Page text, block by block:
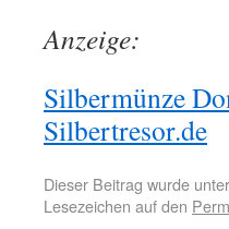
Anzeige:
Silbermünze
Silbertresor.de
Dieser Beitrag wurde unter
Lesezeichen auf den